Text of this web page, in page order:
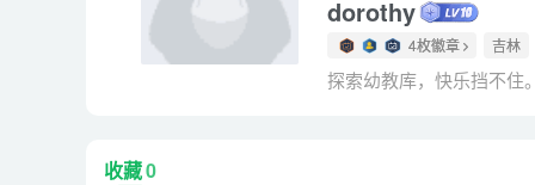
dorothy
4枚徽章 吉林
探索幼教库，快乐挡不住
收藏0